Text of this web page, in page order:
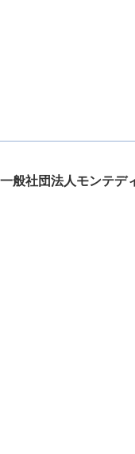
一般社団法人モンテデ